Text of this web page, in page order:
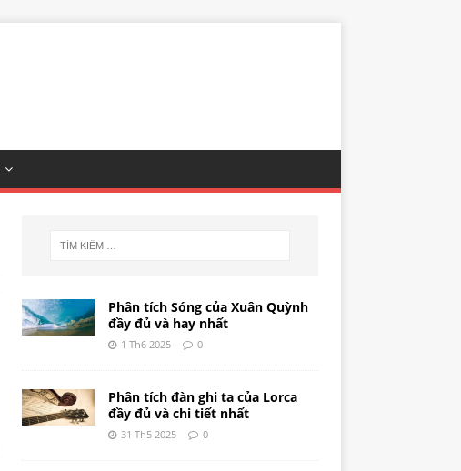
Phân tích Sóng của Xuân Quỳnh
đầy đủ và hay nhất
1 Th6 2025 0
Phân tích đàn ghi ta của Lorca
đầy đủ và chi tiết nhất
31 Th5 2025 0